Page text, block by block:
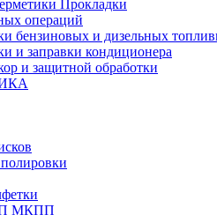
Прокладки
операций
бензиновых и дизельных
и заправки кондиционера
и защитной обработки
МКПП